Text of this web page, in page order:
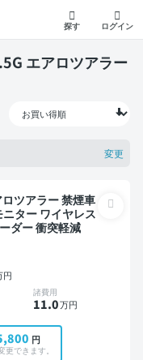
探す ログイン
エアロツアラー
変更
ラー 禁煙車
ター ワイヤレス
ダー 衝突軽減
円
諸費用
11.0万円
円
更できます。